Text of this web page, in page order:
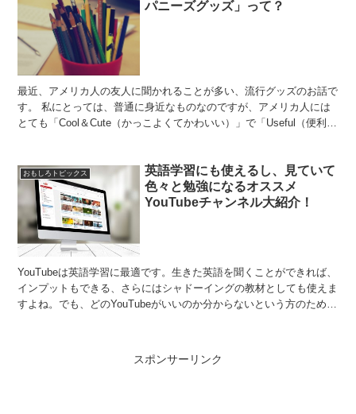
パニーズグッズ」って？
最近、アメリカ人の友人に聞かれることが多い、流行グッズのお話で
す。 私にとっては、普通に身近なものなのですが、アメリカ人には
とても「Cool＆Cute（かっこよくてかわいい）」で「Useful（便利も
おもしろトピックス
英語学習にも使えるし、見ていて
色々と勉強になるオススメ
YouTubeチャンネル大紹介！
YouTubeは英語学習に最適です。生きた英語を聞くことができれば、
インプットもできる、さらにはシャドーイングの教材としても使えま
すよね。でも、どのYouTubeがいいのか分からないという方のため
スポンサーリンク